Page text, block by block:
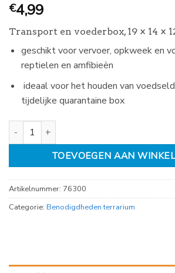
€4,99
Transport en voederbox, 19 × 14 ×
geschikt voor vervoer, opkweek en
reptielen en amfibieën
ideaal voor het houden van
tijdelijke quarantaine box
Transport en voederbox, 19 × 14 × 12 cm
TOEVOEGEN AAN
Artikelnummer: 76300
Categorie: Benodigdheden terrarium